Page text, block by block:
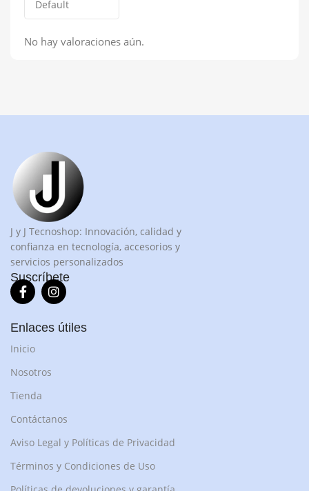
No hay valoraciones aún.
J y J Tecnoshop: Innovación, calidad y
confianza en tecnología, accesorios y
servicios personalizados
Suscríbete
Enlaces útiles
Inicio
Nosotros
Tienda
Contáctanos
Aviso Legal y Políticas de Privacidad
Términos y Condiciones de Uso